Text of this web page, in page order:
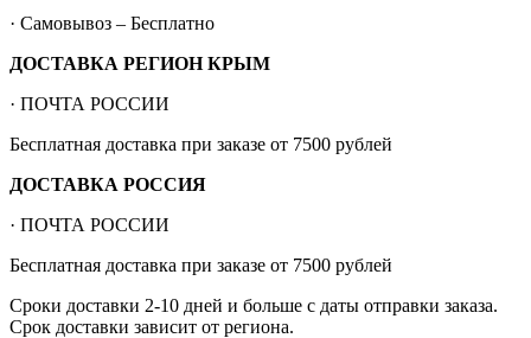
· Самовывоз – Бесплатно
ДОСТАВКА РЕГИОН КРЫМ
· ПОЧТА РОССИИ
Бесплатная доставка при заказе от 7500 рублей
ДОСТАВКА РОССИЯ
· ПОЧТА РОССИИ
Бесплатная доставка при заказе от 7500 рублей
Сроки доставки 2-10 дней и больше с даты отправки заказа.
Срок доставки зависит от региона.